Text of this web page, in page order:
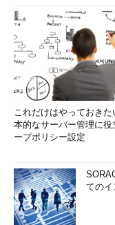
これだけはやっておきた
本的なサーバー管理に役
ープポリシー設定
てのイ